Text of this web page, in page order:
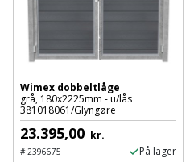
Wimex dobbeltlåge
grå, 180x2225mm - u/lås
381018061/Glyngøre
23.395,00 kr.
#2396675 På lager